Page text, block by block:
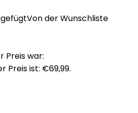
Von der Wunschliste
Preis war:
Preis ist: €69,99.